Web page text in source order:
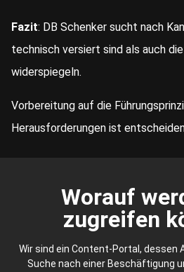
Fazit: DB Schenker sucht nach
technisch versiert sind als auch
widerspiegeln.
Vorbereitung auf die
Herausforderungen ist
Worauf
zugreifen
Wir sind ein Content-Portal, dessen
Suche nach einer Beschäftigung